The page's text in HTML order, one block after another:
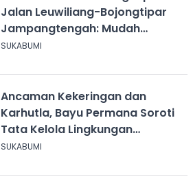
Jalan Leuwiliang-Bojongtipar
Jampangtengah: Mudah
Mengelupas
SUKABUMI
Ancaman Kekeringan dan
Karhutla, Bayu Permana Soroti
Tata Kelola Lingkungan
Sukabumi
SUKABUMI